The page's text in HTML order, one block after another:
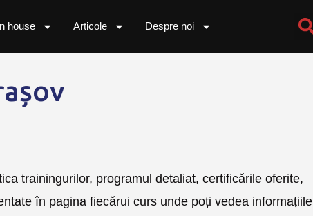
house Articole Despre noi
trainingurilor, programul detaliat, certificările oferite,
în pagina fiecărui curs unde poți vedea informațiile